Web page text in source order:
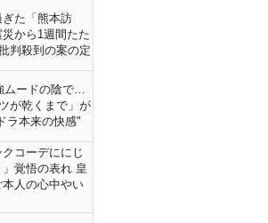
た「熊本訪
から1週間たた
判殺到の案の定
ムードの陰で…
が乾くまで」が
ラ本来の快感"
コーデににじ
覚悟の表れ 皇
人の心中やい